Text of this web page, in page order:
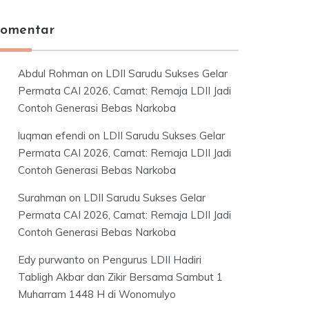
Abdul Rohman on LDII Sarudu Sukses Gelar
Permata CAI 2026, Camat: Remaja LDII Jadi
Contoh Generasi Bebas Narkoba
luqman efendi on LDII Sarudu Sukses Gelar
Permata CAI 2026, Camat: Remaja LDII Jadi
Contoh Generasi Bebas Narkoba
Surahman on LDII Sarudu Sukses Gelar
Permata CAI 2026, Camat: Remaja LDII Jadi
Contoh Generasi Bebas Narkoba
Edy purwanto on Pengurus LDII Hadiri
Tabligh Akbar dan Zikir Bersama Sambut 1
Muharram 1448 H di Wonomulyo